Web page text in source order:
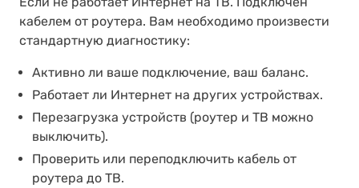
кабелем от роутера. Вам необходимо произвести
стандартную диагностику:
Активно ли ваше подключение, ваш баланс.
Работает ли Интернет на других устройствах.
Перезагрузка устройств (роутер и ТВ можно
выключить).
Проверить или переподключить кабель от
роутера до ТВ.